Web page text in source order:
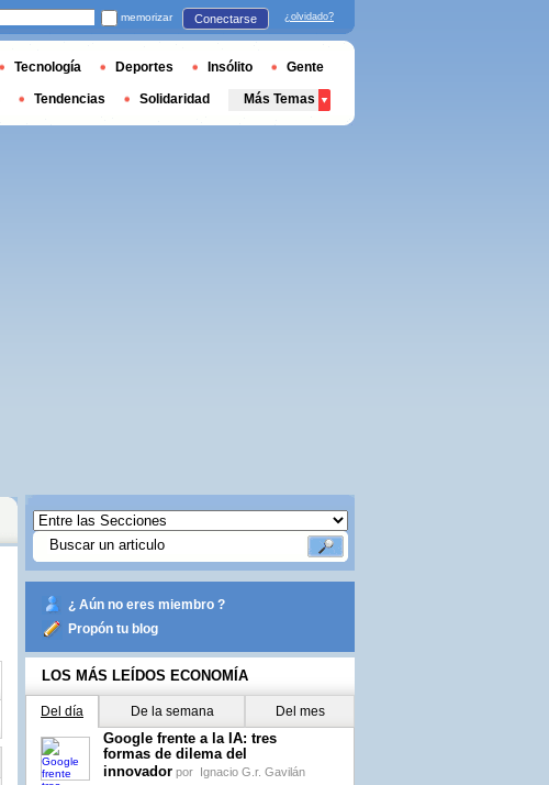
¿ Aún no eres miembro ?
Propón tu blog
LOS MÁS LEÍDOS ECONOMÍA
Del día De la semana Del mes
Google frente a la IA: tres
formas de dilema del
innovador por Ignacio G.r. Gavilán
memorizar Conectarse ¿olvidado?
Tecnología Deportes Insólito Gente
Tendencias Solidaridad Más Temas